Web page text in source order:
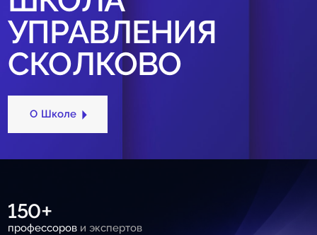
УПРАВЛЕНИЯ
СКОЛКОВО
О Школе
150+
профессоров и экспертов